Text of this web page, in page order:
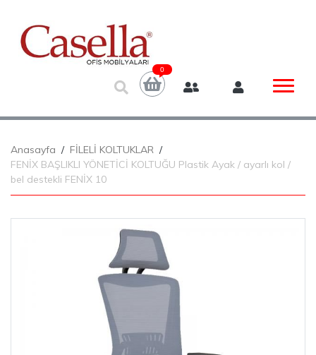
0
Anasayfa
FİLELİ KOLTUKLAR
FENİX BAŞLIKLI YÖNETİCİ KOLTUĞU Plastik Ayak / ayarlı kol /
bel destekli FENİX 10